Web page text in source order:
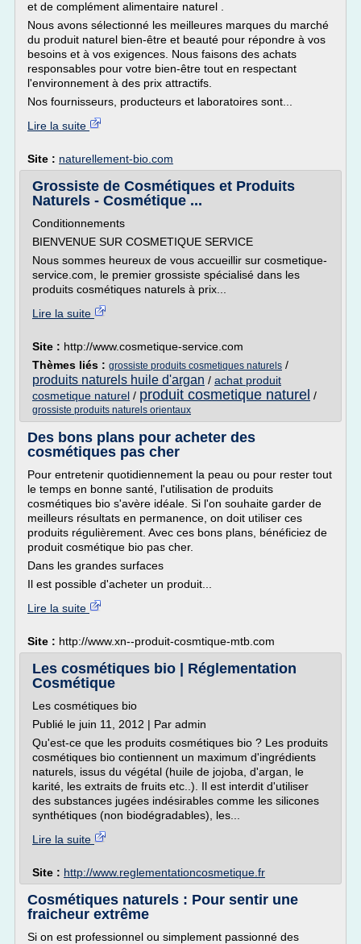
et de complément alimentaire naturel .
Nous avons sélectionné les meilleures marques du marché
du produit naturel bien-être et beauté pour répondre à vos
besoins et à vos exigences. Nous faisons des achats
responsables pour votre bien-être tout en respectant
l'environnement à des prix attractifs.
Nos fournisseurs, producteurs et laboratoires sont...
Lire la suite
Site : naturellement-bio.com
Grossiste de Cosmétiques et Produits
Naturels - Cosmétique ...
Conditionnements
BIENVENUE SUR COSMETIQUE SERVICE
Nous sommes heureux de vous accueillir sur cosmetique-
service.com, le premier grossiste spécialisé dans les
produits cosmétiques naturels à prix...
Lire la suite
Site : http://www.cosmetique-service.com
Thèmes liés : grossiste produits cosmetiques naturels /
produits naturels huile d'argan / achat produit
cosmetique naturel / produit cosmetique naturel /
grossiste produits naturels orientaux
Des bons plans pour acheter des
cosmétiques pas cher
Pour entretenir quotidiennement la peau ou pour rester tout
le temps en bonne santé, l'utilisation de produits
cosmétiques bio s'avère idéale. Si l'on souhaite garder de
meilleurs résultats en permanence, on doit utiliser ces
produits régulièrement. Avec ces bons plans, bénéficiez de
produit cosmétique bio pas cher.
Dans les grandes surfaces
Il est possible d'acheter un produit...
Lire la suite
Site : http://www.xn--produit-cosmtique-mtb.com
Les cosmétiques bio | Réglementation
Cosmétique
Les cosmétiques bio
Publié le juin 11, 2012 | Par admin
Qu'est-ce que les produits cosmétiques bio ? Les produits
cosmétiques bio contiennent un maximum d'ingrédients
naturels, issus du végétal (huile de jojoba, d'argan, le
karité, les extraits de fruits etc..). Il est interdit d'utiliser
des substances jugées indésirables comme les silicones
synthétiques (non biodégradables), les...
Lire la suite
Site : http://www.reglementationcosmetique.fr
Cosmétiques naturels : Pour sentir une
fraicheur extrême
Si on est professionnel ou simplement passionné des